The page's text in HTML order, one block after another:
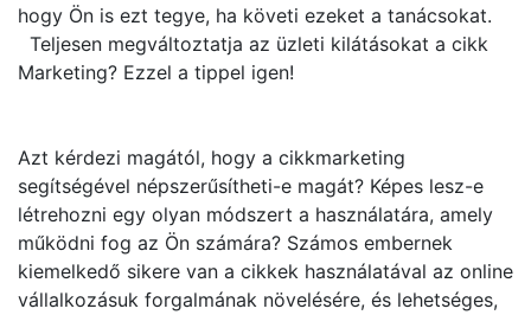
hogy Ön is ezt tegye, ha követi ezeket a tanácsokat.
Teljesen megváltoztatja az üzleti kilátásokat a cikk
Marketing? Ezzel a tippel igen!
Azt kérdezi magától, hogy a cikkmarketing
segítségével népszerűsítheti-e magát? Képes lesz-e
létrehozni egy olyan módszert a használatára, amely
működni fog az Ön számára? Számos embernek
kiemelkedő sikere van a cikkek használatával az online
vállalkozásuk forgalmának növelésére, és lehetséges,